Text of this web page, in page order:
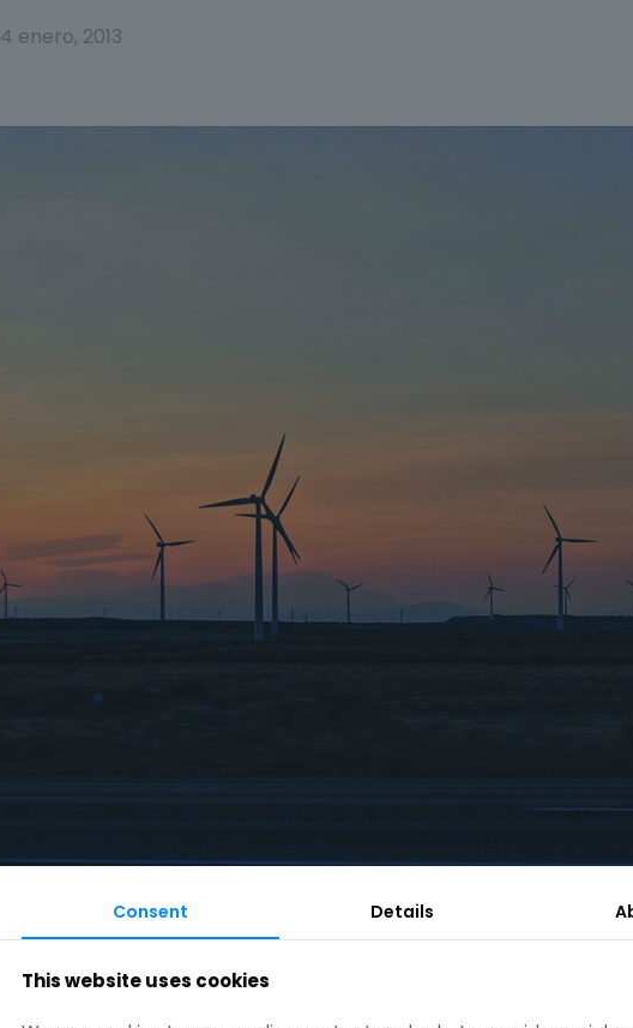
4 enero, 2013
Quizás el desmadre de un sistema financiero al que no se
Consent Details
This website uses cookies